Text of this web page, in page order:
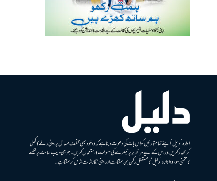
ادارہ ’دلیل‘ اپنے تمام قارئین کو اس بات کی دعوت دیتا ہے کہ وہ خود بھی مختلف مسائل پر اپنی رائے کا کھل
کر اظہار کریں اور اس کے لیے ہر تحریر پر تبصرے کی سہولت کا استعمال کریں۔ جو بھی ویب سائٹ پر لکھنے
کا متمنی ہو، وہ ادارہ ’دلیل‘ کا مستقل رکن بن سکتا ہے اور اپنی نگارشات شامل کرسکتا ہے۔